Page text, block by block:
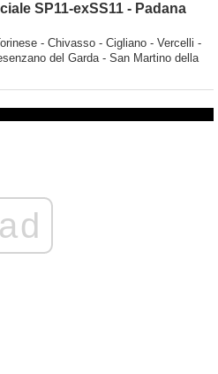
SP11-exSS11 - Padana
- Chivasso - Cigliano - Vercelli -
del Garda - San Martino della
ad